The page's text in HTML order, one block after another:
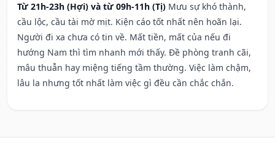
Từ 21h-23h (Hợi) và từ 09h-11h (Tị) Mưu sự khó thành,
cầu lộc, cầu tài mờ mịt. Kiện cáo tốt nhất nên hoãn lại.
Người đi xa chưa có tin về. Mất tiền, mất của nếu đi
hướng Nam thì tìm nhanh mới thấy. Đề phòng tranh cãi,
mâu thuẫn hay miệng tiếng tầm thường. Việc làm chậm,
lâu la nhưng tốt nhất làm việc gì đều cần chắc chắn.